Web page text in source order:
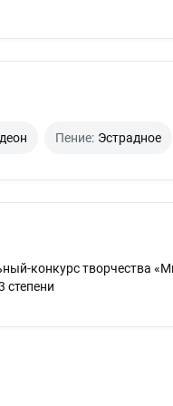
Пение: Эстрадное
конкурс творчества
степени